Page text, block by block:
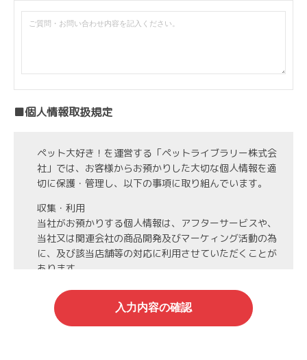
■個人情報取扱規定
ペット大好き！を運営する「ペットライブラリー株式会
社」では、お客様からお預かりした大切な個人情報を適
切に保護・管理し、以下の事項に取り組んでいます。
収集・利用
当社がお預かりする個人情報は、アフターサービスや、
当社又は関連会社の商品開発及びマーケィング活動の為
に、及び該当店舗等の対応に利用させていただくことが
あります。
第3者への開示・委託先の管理
当社がお預かりする個人情報は、お客様の同意・承諾を
得た場合や法令等に基づく開示・提供が必要な場合、人